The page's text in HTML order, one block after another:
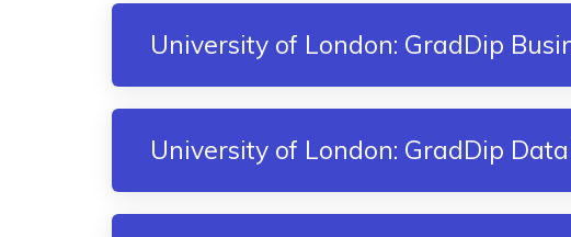
University of London: GradDip
University of London: GradDip